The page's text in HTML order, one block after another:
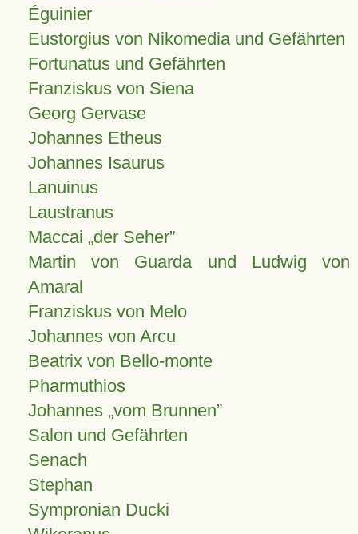
Éguinier
Eustorgius von Nikomedia und Gefährten
Fortunatus und Gefährten
Franziskus von Siena
Georg Gervase
Johannes Etheus
Johannes Isaurus
Lanuinus
Laustranus
Maccai „der Seher”
Martin von Guarda und Ludwig von
Amaral
Franziskus von Melo
Johannes von Arcu
Beatrix von Bello-monte
Pharmuthios
Johannes vom Brunnen
Salon und Gefährten
Senach
Stephan
Sympronian Ducki